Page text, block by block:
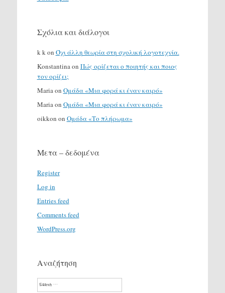
Σχόλια και διάλογοι
k k on Όχι άλλη θεωρία στη σχολική λογοτεχνία.
Konstantina on Πώς ορίζεται ο ποιητής και ποιος
τον ορίζει;
Maria on Ομάδα «Μια φορά κι έναν καιρό»
Maria on Ομάδα «Μια φορά κι έναν καιρό»
oikkon on Ομάδα «Το πλήρωμα»
Μετα – δεδομένα
Register
Log in
Entries feed
Comments feed
WordPress.org
Αναζήτηση
Search